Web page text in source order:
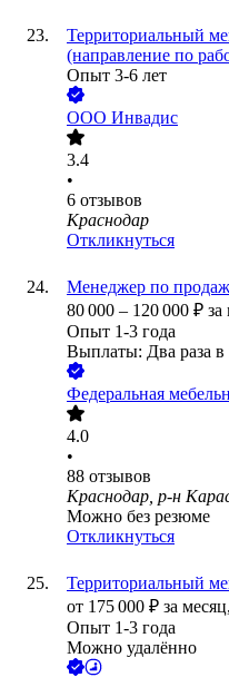
Территориальный
(направление по
Опыт 3-6 лет
ООО Инвадис
3.4
•
6 отзывов
Краснодар
Откликнуться
Менеджер по
80 000 – 120 000 ₽ за
Опыт 1-3 года
Выплаты: Два раза в
Федеральная
4.0
•
88 отзывов
Краснодар, р-н
Можно без резюме
Откликнуться
Территориальный
от 175 000 ₽ за месяц,
Опыт 1-3 года
Можно удалённо